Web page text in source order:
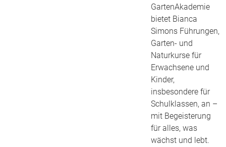
GartenAkademie
bietet Bianca
Simons Führungen,
Garten- und
Naturkurse für
Erwachsene und
Kinder,
insbesondere für
Schulklassen, an –
mit Begeisterung
für alles, was
wächst und lebt.